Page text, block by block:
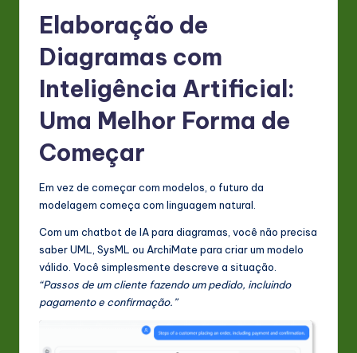
Elaboração de
Diagramas com
Inteligência Artificial:
Uma Melhor Forma de
Começar
Em vez de começar com modelos, o futuro da
modelagem começa com linguagem natural.
Com um chatbot de IA para diagramas, você não precisa
saber UML, SysML ou ArchiMate para criar um modelo
válido. Você simplesmente descreve a situação.
“Passos de um cliente fazendo um pedido, incluindo
pagamento e confirmação.”